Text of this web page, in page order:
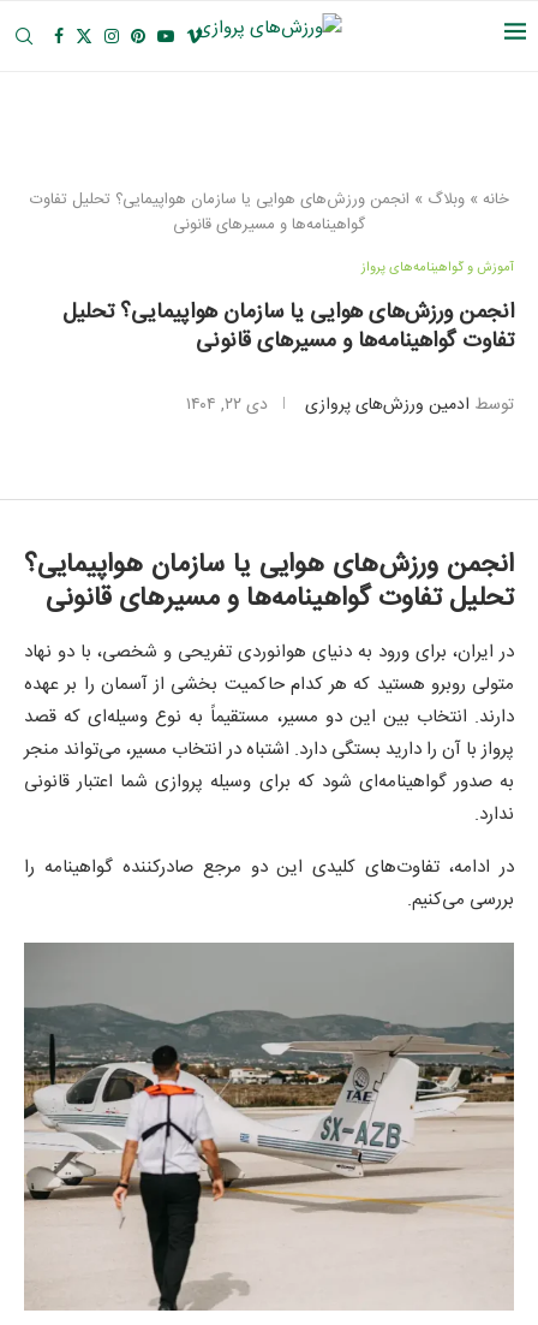
خانه »وبلاگ » انجمن ورزش‌های هوایی یا سازمان هواپیمایی؟ تحلیل تفاوت
گواهینامه‌ها و مسیرهای قانونی
آموزش و گواهینامه‌ها‌ی پرواز
انجمن ورزش‌های هوایی یا سازمان هواپیمایی؟ تحلیل
تفاوت گواهینامه‌ها و مسیرهای قانونی
توسط ادمین ورزش‌های پروازی دی ۲۲, ۱۴۰۴
انجمن ورزش‌های هوایی یا سازمان هواپیمایی؟
تحلیل تفاوت گواهینامه‌ها و مسیرهای قانونی
در ایران، برای ورود به دنیای هوانوردی تفریحی و شخصی، با دو نهاد
متولی روبرو هستید که هر کدام حاکمیت بخشی از آسمان را بر عهده
دارند. انتخاب بین این دو مسیر، مستقیماً به نوع وسیله‌ای که قصد
پرواز با آن را دارید بستگی دارد. اشتباه در انتخاب مسیر، می‌تواند منجر
به صدور گواهینامه‌ای شود که برای وسیله پروازی شما اعتبار قانونی
ندارد.
در ادامه، تفاوت‌های کلیدی این دو مرجع صادرکننده گواهینامه را
بررسی می‌کنیم.